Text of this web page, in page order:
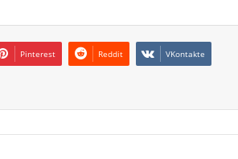
Pinterest Reddit VKontakte